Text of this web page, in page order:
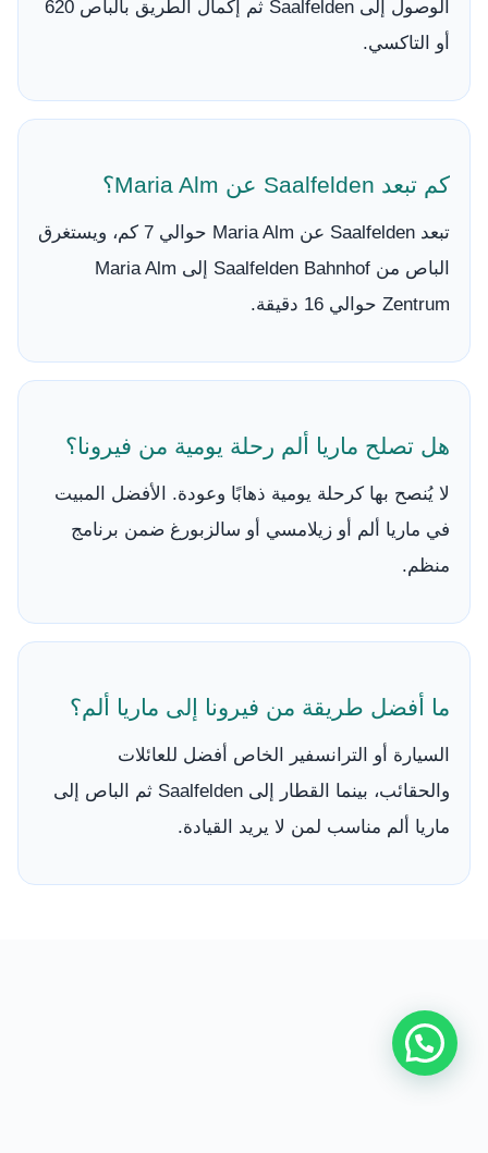
الوصول إلى Saalfelden ثم إكمال الطريق بالباص 620
أو التاكسي.
كم تبعد Saalfelden عن Maria Alm؟
تبعد Saalfelden عن Maria Alm حوالي 7 كم، ويستغرق
الباص من Saalfelden Bahnhof إلى Maria Alm
Zentrum حوالي 16 دقيقة.
هل تصلح ماريا ألم رحلة يومية من فيرونا؟
لا يُنصح بها كرحلة يومية ذهابًا وعودة. الأفضل المبيت
في ماريا ألم أو زيلامسي أو سالزبورغ ضمن برنامج
منظم.
ما أفضل طريقة من فيرونا إلى ماريا ألم؟
السيارة أو الترانسفير الخاص أفضل للعائلات
والحقائب، بينما القطار إلى Saalfelden ثم الباص إلى
ماريا ألم مناسب لمن لا يريد القيادة.